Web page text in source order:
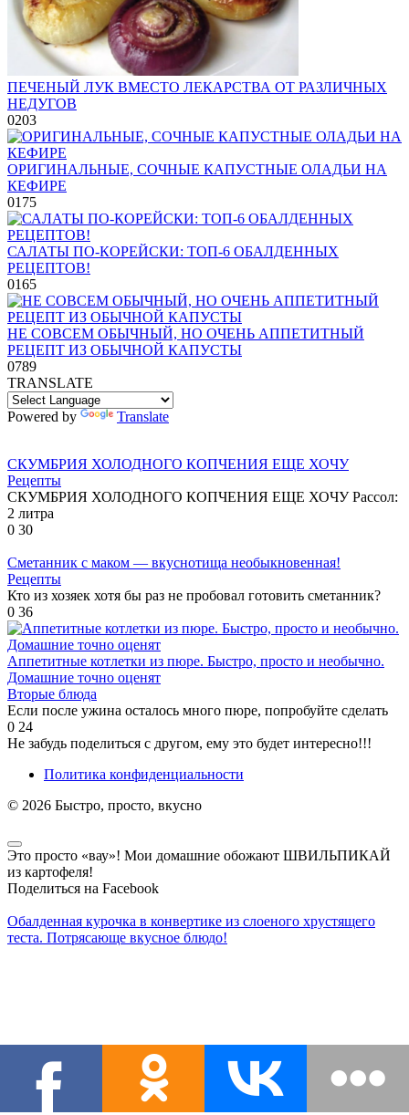
ПЕЧЕНЫЙ ЛУК ВМЕСТО ЛЕКАРСТВА ОТ РАЗЛИЧНЫХ
НЕДУГОВ
0203
ОРИГИНАЛЬНЫЕ, СОЧНЫЕ КАПУСТНЫЕ ОЛАДЬИ НА
КЕФИРЕ
0175
САЛАТЫ ПО-КОРЕЙСКИ: ТОП-6 ОБАЛДЕННЫХ
РЕЦЕПТОВ!
0165
НЕ СОВСЕМ ОБЫЧНЫЙ, НО ОЧЕНЬ АППЕТИТНЫЙ
РЕЦЕПТ ИЗ ОБЫЧНОЙ КАПУСТЫ
0789
TRANSLATE
Powered by Translate
СКУМБРИЯ ХОЛОДНОГО КОПЧЕНИЯ ЕЩЕ ХОЧУ
Рецепты
СКУМБРИЯ ХОЛОДНОГО КОПЧЕНИЯ ЕЩЕ ХОЧУ Рассол:
2 литра
0 30
Сметанник с маком — вкуснотища необыкновенная!
Рецепты
Кто из хозяек хотя бы раз не пробовал готовить сметанник?
0 36
Аппетитные котлетки из пюре. Быстро, просто и необычно.
Домашние точно оценят
Вторые блюда
Если после ужина осталось много пюре, попробуйте сделать
0 24
Не забудь поделиться с другом, ему это будет интересно!!!
Политика конфиденциальности
© 2026 Быстро, просто, вкусно
Это просто «вау»! Мои домашние обожают ШВИЛЬПИКАЙ
из картофеля!
Поделиться на Facebook
Обалденная курочка в конвертике из слоеного хрустящего
теста. Потрясающе вкусное блюдо!